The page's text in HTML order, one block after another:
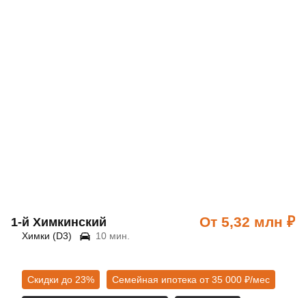
1‑й Химкинский От 5,32 млн ₽
Химки (D3) 10 мин.
Скидки до 23% Семейная ипотека от 35 000 ₽⁠/⁠мес